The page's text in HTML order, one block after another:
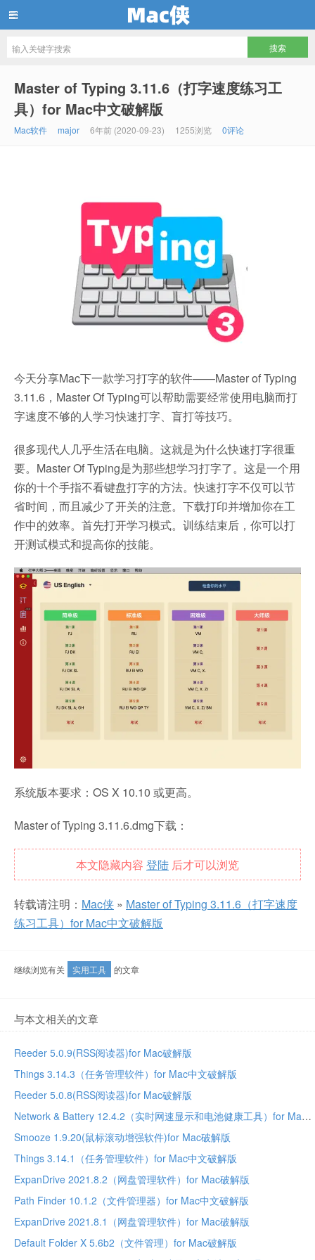
Master of Typing 3.11.6（打字速度练习工
具）for Mac中文破解版
Mac软件 major 6年前 (2020-09-23) 1255浏览 0评论
今天分享Mac下一款学习打字的软件——Master of Typing
3.11.6，Master Of Typing可以帮助需要经常使用电脑而打
字速度不够的人学习快速打字、盲打等技巧。
很多现代人几乎生活在电脑。这就是为什么快速打字很重
要。Master Of Typing是为那些想学习打字了。这是一个用
你的十个手指不看键盘打字的方法。快速打字不仅可以节
省时间，而且减少了开关的注意。下载打印并增加你在工
作中的效率。首先打开学习模式。训练结束后，你可以打
开测试模式和提高你的技能。
系统版本要求：OS X 10.10 或更高。
Master of Typing 3.11.6.dmg下载：
本文隐藏内容 登陆 后才可以浏览
转载请注明： Mac侠 » Master of Typing 3.11.6（打字速度
练习工具）for Mac中文破解版
继续浏览有关 实用工具 的文章
与本文相关的文章
Reeder 5.0.9(RSS阅读器)for Mac破解版
Things 3.14.3（任务管理软件）for Mac中文破解版
Reeder 5.0.8(RSS阅读器)for Mac破解版
Network & Battery 12.4.2（实时网速显示和电池健康工具）for Mac中文破解版
Smooze 1.9.20(鼠标滚动增强软件)for Mac破解版
Things 3.14.1（任务管理软件）for Mac中文破解版
ExpanDrive 2021.8.2（网盘管理软件）for Mac破解版
Path Finder 10.1.2（文件管理器）for Mac中文破解版
ExpanDrive 2021.8.1（网盘管理软件）for Mac破解版
Default Folder X 5.6b2（文件管理）for Mac破解版